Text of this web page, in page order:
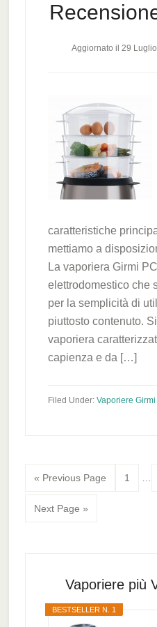
Aggiornato il 29
caratteristiche
mettiamo a
La vaporiera Girmi
elettrodomestico che
per la semplicità di
piuttosto contenuto.
vaporiera
capienza e da […]
Filed Under: Vaporiere Girmi
« Go
Previous Page Page
1
Go
Next Page »
SidebarVaporiere più
BESTSELLER N. 1